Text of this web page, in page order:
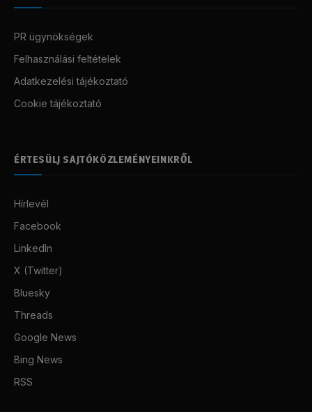
PR ügynökségek
Felhasználási feltételek
Adatkezelési tájékoztató
Cookie tájékoztató
ÉRTESÜLJ SAJTÓKÖZLEMÉNYEINKRŐL
Hírlevél
Facebook
LinkedIn
X (Twitter)
Bluesky
Threads
Google News
Bing News
RSS